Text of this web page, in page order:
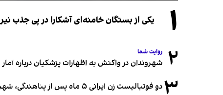
۱ یکی از بستگان خامنه‌ای آشکارا در پی جذب
۲ روایت شما
شهروندان در واکنش به اظهارات پزشکیان درباره آمار
۳دو فوتبالیست زن ایرانی ۵ ماه پس از پناهندگی، شهروند استرالیا شدند